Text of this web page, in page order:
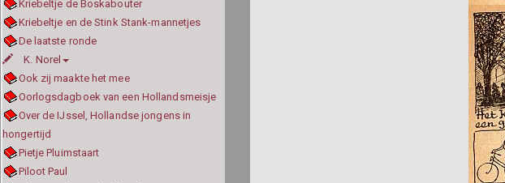
Kriebeltje de Boskabouter
Kriebeltje en de Stink Stank-mannetjes
De laatste ronde
K. Norel
Ook zij maakte het mee
Oorlogsdagboek van een Hollandsmeisje
Over de IJssel, Hollandse jongens in
hongertijd
Pietje Pluimstaart
Piloot Paul